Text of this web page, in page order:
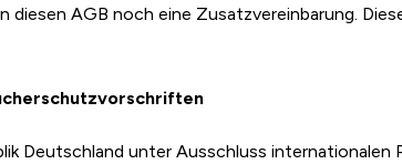
diesen AGB noch eine Zusatzvereinbarung.
Deutschland unter Ausschluss